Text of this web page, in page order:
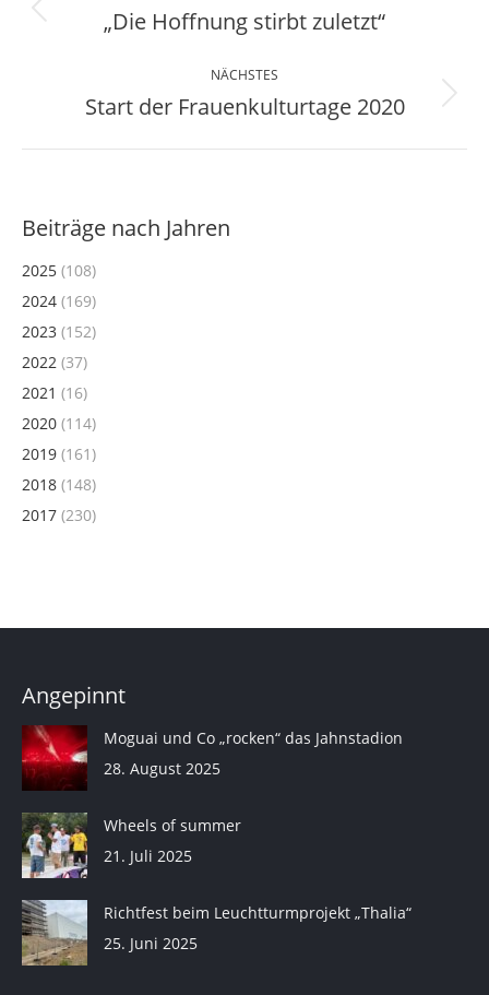
Vorheriger
„Die Hoffnung stirbt zuletzt“
NÄCHSTES
Nächster
Start der Frauenkulturtage 2020
Beiträge nach Jahren
2025 (108)
2024 (169)
2023 (152)
2022 (37)
2021 (16)
2020 (114)
2019 (161)
2018 (148)
2017 (230)
Angepinnt
Moguai und Co „rocken“ das Jahnstadion
28. August 2025
Wheels of summer
21. Juli 2025
Richtfest beim Leuchtturmprojekt „Thalia“
25. Juni 2025